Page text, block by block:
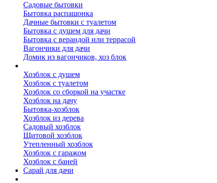
Садовые бытовки
Бытовка распашонка
Дачные бытовки с туалетом
Бытовка с душем для дачи
Бытовка с верандой или террасой
Вагончики для дачи
Домик из вагончиков, хоз блок
Хозблок с душем
Хозблок с туалетом
Хозблок со сборкой на участке
Хозблок на дачу
Бытовка-хозблок
Хозблок из дерева
Садовый хозблок
Щитовой хозблок
Утепленный хозблок
Хозблок с гаражом
Хозблок с баней
Сарай для дачи